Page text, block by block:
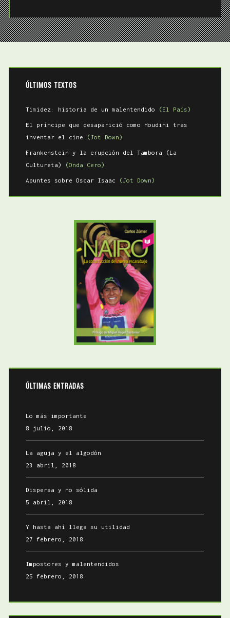
ÚLTIMOS TEXTOS
Timidez: historia de un malentendido (El País)
El príncipe que desaparició como Houdini tras
inventar el cine
(Jot Down)
Frankenstein y la erupción del Tambora (La
Cultureta)
(Onda Cero)
Apuntes sobre Oscar Isaac (Jot Down)
ÚLTIMAS ENTRADAS
Lo más importante
8 julio, 2018
La aguja y el algodón
23 abril, 2018
Dispersa y no sólida
5 abril, 2018
Y hasta ahí llega su utilidad
27 febrero, 2018
Impostores y malentendidos
25 febrero, 2018